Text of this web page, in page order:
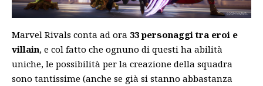
Marvel Rivals conta ad ora 33 personaggi tra eroi e
villain, e col fatto che ognuno di questi ha abilità
uniche, le possibilità per la creazione della squadra
sono tantissime (anche se già si stanno abbastanza